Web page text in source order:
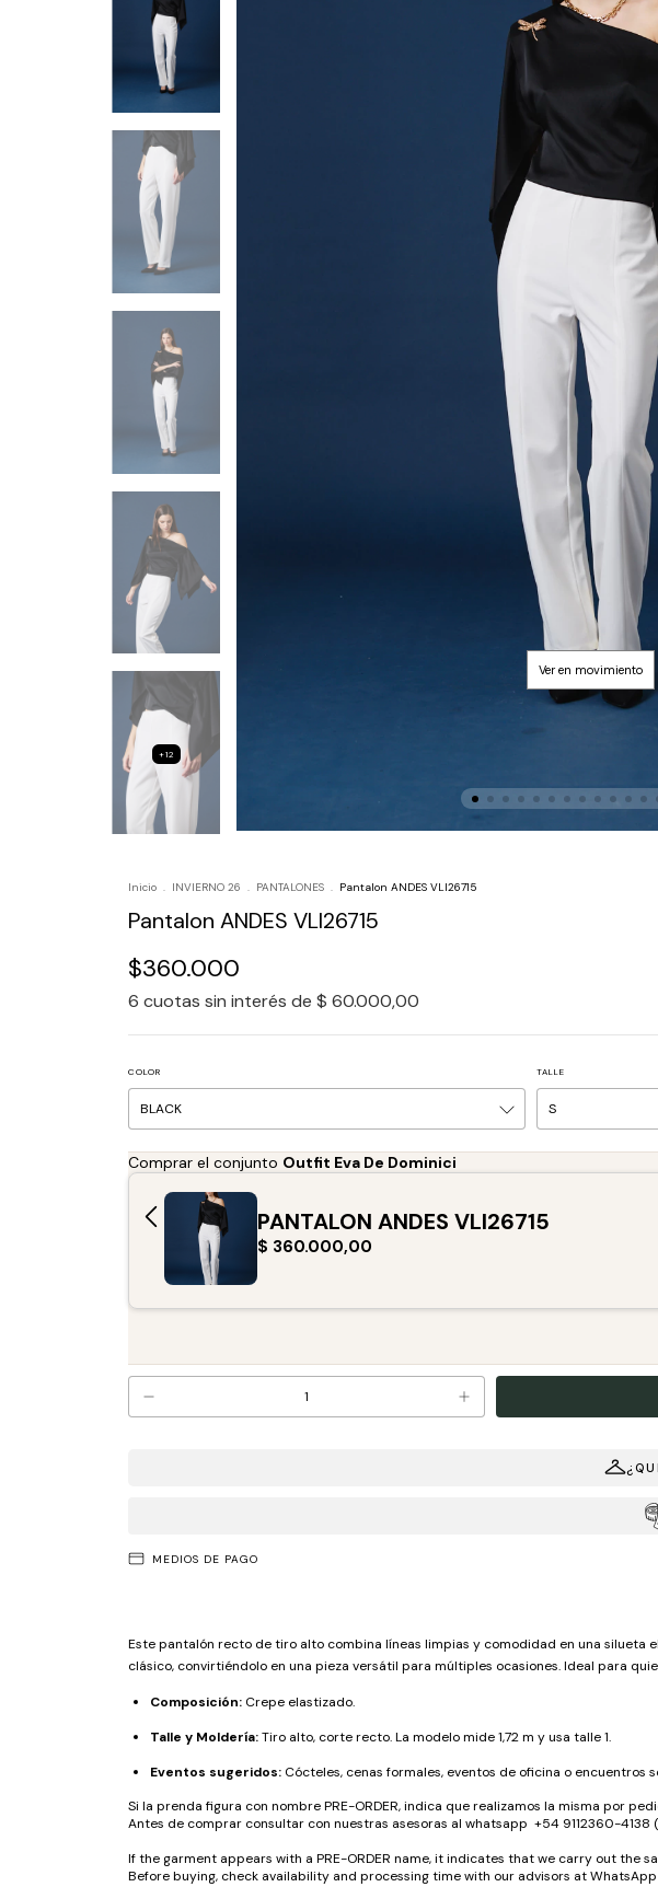
+12
Inicio . INVIERNO 26 . PANTALONES . Pantalon ANDES VLI26715
Pantalon ANDES VLI26715
$360.000
6 cuotas sin interés de $ 60.000,00
COLOR TALLE
MEDIOS DE PAGO
Este pantalón recto de tiro alto combina líneas limpias y comodidad en una
clásico, convirtiéndolo en una pieza versátil para múltiples ocasiones. Ideal para
Composición: Crepe elastizado.
Talle y Moldería:Tiro alto, corte recto. La modelo mide 1,72 m y usa talle 1.
Eventos sugeridos: Cócteles, cenas formales, eventos de oficina o encuentros
Si la prenda figura con nombre PRE-ORDER, indica que realizamos la misma por
Antes de comprar consultar con nuestras asesoras al whatsapp +54 9112360-4138
If the garment appears with a PRE-ORDER name, it indicates that we carry out the
Before buying, check availability and processing time with our advisors at